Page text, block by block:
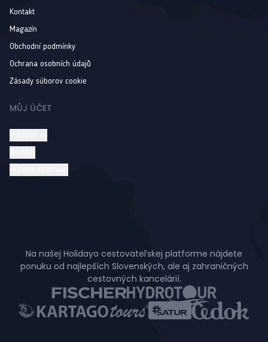
Kontakt
Magazín
Obchodní podmínky
Ochrana osobních údajů
Zásady súborov cookie
MŮJ ÚČET
Na našej Holidayo cestovateľskej platforme nájdete
ponuku od najlepších Slovenských, ale aj zahraničných
cestovných kancelárií.